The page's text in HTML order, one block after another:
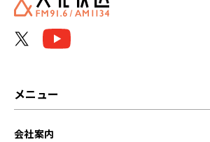
メニュー
会社案内